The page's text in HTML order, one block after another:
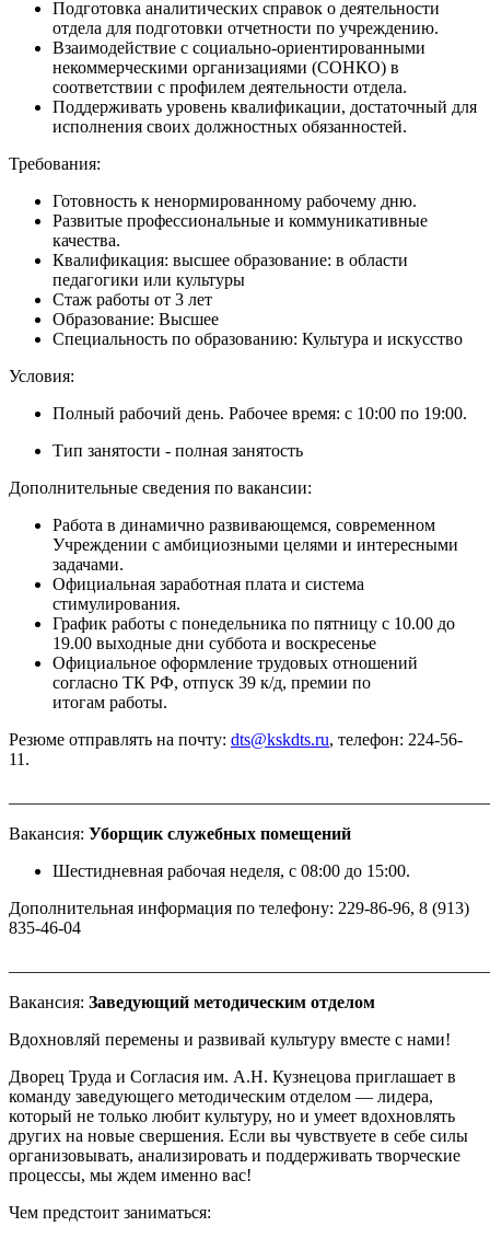
Подготовка аналитических справок о деятельности
отдела для подготовки отчетности по учреждению.
Взаимодействие с социально-ориентированными
некоммерческими организациями (СОНКО) в
соответствии с профилем деятельности отдела.
Поддерживать уровень квалификации, достаточный для
исполнения своих должностных обязанностей.
Требования:
Готовность к ненормированному рабочему дню.
Развитые профессиональные и коммуникативные
качества.
Квалификация: высшее образование: в области
педагогики или культуры
Стаж работы от 3 лет
Образование: Высшее
Специальность по образованию: Культура и искусство
Условия:
Полный рабочий день. Рабочее время: c 10:00 по 19:00.
Тип занятости - полная занятость
Дополнительные сведения по вакансии:
Работа в динамично развивающемся, современном
Учреждении с амбициозными целями и интересными
задачами.
Официальная заработная плата и система
стимулирования.
График работы с понедельника по пятницу с 10.00 до
19.00 выходные дни суббота и воскресенье
Официальное оформление трудовых отношений
согласно ТК РФ, отпуск 39 к/д, премии по
итогам работы.
Резюме отправлять на почту: dts@kskdts.ru, телефон: 224-56-
11.
Вакансия: Уборщик служебных помещений
Шестидневная рабочая неделя, с 08:00 до 15:00.
Дополнительная информация по телефону: 229-86-96, 8 (913)
835-46-04
Вакансия: Заведующий методическим отделом
Вдохновляй перемены и развивай культуру вместе с нами!
Дворец Труда и Согласия им. А.Н. Кузнецова приглашает в
команду заведующего методическим отделом — лидера,
который не только любит культуру, но и умеет вдохновлять
других на новые свершения. Если вы чувствуете в себе силы
организовывать, анализировать и поддерживать творческие
процессы, мы ждем именно вас!
Чем предстоит заниматься: